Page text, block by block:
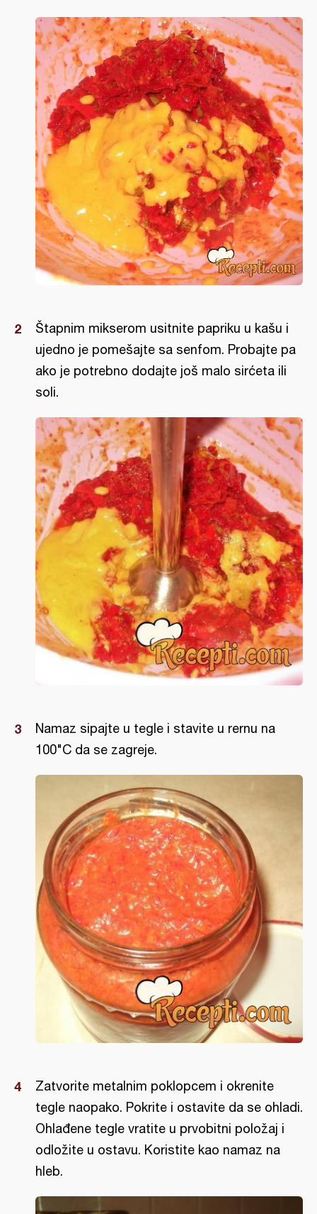
Štapnim mikserom usitnite papriku u kašu i
ujedno je pomešajte sa senfom. Probajte pa
ako je potrebno dodajte još malo sirćeta ili
soli.
Namaz sipajte u tegle i stavite u rernu na
100"C da se zagreje.
Zatvorite metalnim poklopcem i okrenite
tegle naopako. Pokrite i ostavite da se ohladi.
Ohlađene tegle vratite u prvobitni položaj i
odložite u ostavu. Koristite kao namaz na
hleb.